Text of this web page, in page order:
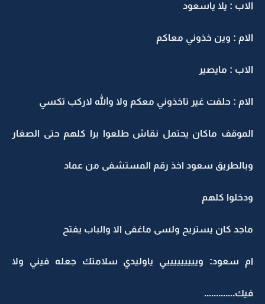
الاب : يلا ياسعود
الام : وين خذوني معاكم
الاب : مايصير
الام : حلفت غير تاخذوني معكم ولا والله لاركب تكسي
الموقف ماكان يحتمل نقاش طلعوا برا كلهم حتى الصغار
وبالطريق سعود اخذ رقم المستشفى من عماد
ودخلوا كلهم
ماجد كان يستريح ولسى ماغفى الا والباب يفتح
ام سعود: ويييييييييي ياوليدي سلامتك جعله فيني ولا
فيك.............